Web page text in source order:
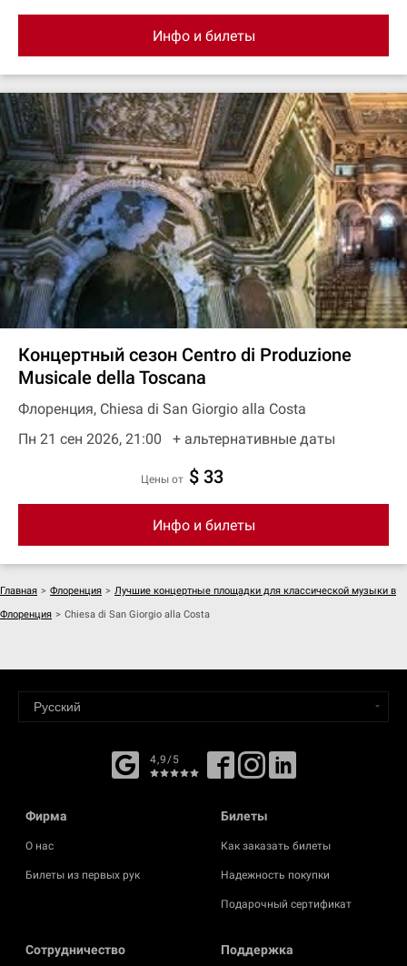
Инфо и билеты
Концертный сезон Centro di Produzione
Musicale della Toscana
Флоренция, Chiesa di San Giorgio alla Costa
Пн 21 сен 2026, 21:00
+ aльтернативные даты
цены от $ 33
Инфо и билеты
Главная > Флоренция > Лучшие концертные площадки для классической музыки в
Флоренция > Chiesa di San Giorgio alla Costa
4,9/5
Фирма
О нас
Билеты из первых рук
Билеты
Как заказать билеты
Надежность покупки
Подарочный сертификат
Cотрудничество Поддержка